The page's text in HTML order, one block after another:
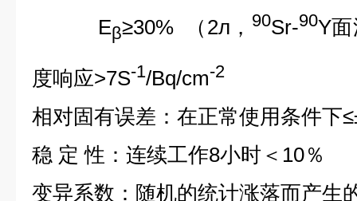
Eβ≥30% （2л， 90Sr-90Y
度响应>7S-1/Bq/cm-2
相对固有误差：在正常使用条件下
稳 定 性：连续工作8小时＜10％
变异系数：随机的统计涨落而产生